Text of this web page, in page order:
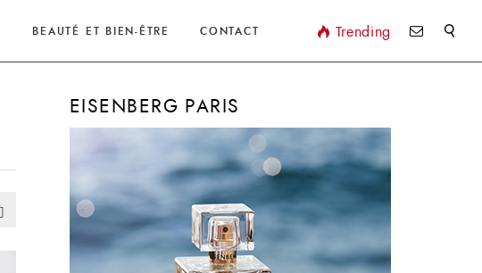
BEAUTÉ ET BIEN-ÊTRE CONTACT Trending
EISENBERG PARIS